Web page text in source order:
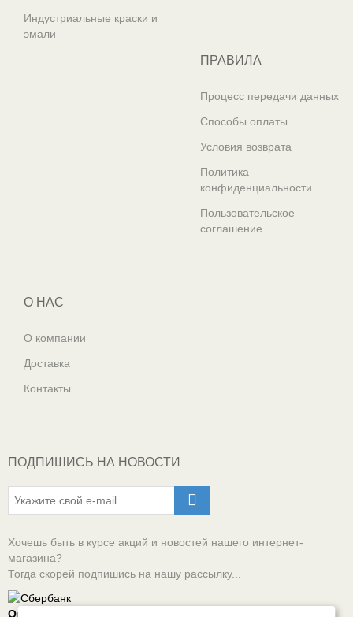
Индустриальные краски и
эмали
ПРАВИЛА
Процесс передачи данных
Способы оплаты
Условия возврата
Политика
конфиденциальности
Пользовательское
соглашение
О НАС
О компании
Доставка
Контакты
ПОДПИШИСЬ НА НОВОСТИ
Хочешь быть в курсе акций и новостей нашего интернет-
магазина?
Тогда скорей подпишись на нашу рассылку...
Оплачивай онлайн безопасно